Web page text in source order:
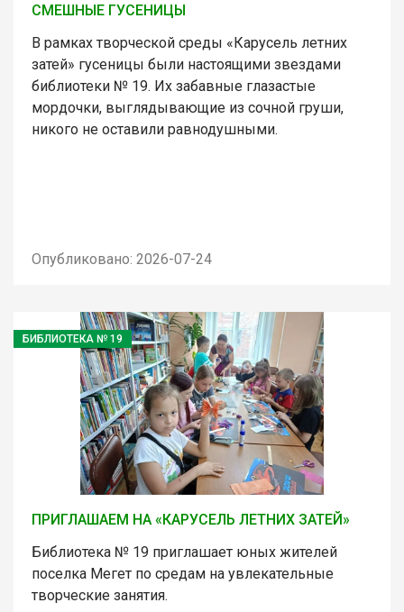
СМЕШНЫЕ ГУСЕНИЦЫ
В рамках творческой среды «Карусель летних
затей» гусеницы были настоящими звездами
библиотеки № 19. Их забавные глазастые
мордочки, выглядывающие из сочной груши,
никого не оставили равнодушными.
Опубликовано: 2026-07-24
БИБЛИОТЕКА № 19
ПРИГЛАШАЕМ НА «КАРУСЕЛЬ ЛЕТНИХ ЗАТЕЙ»
Библиотека № 19 приглашает юных жителей
поселка Мегет по средам на увлекательные
творческие занятия.